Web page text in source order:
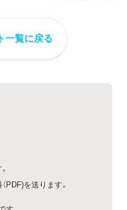
一覧に戻る
PDF)を送ります。